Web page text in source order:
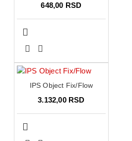
648,00 RSD
IPS Object Fix/Flow
3.132,00 RSD